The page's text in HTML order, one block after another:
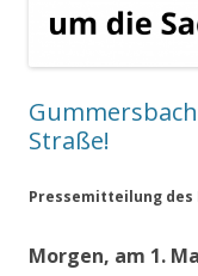
Straße!
Pressemitteilung des
Morgen, am 1.